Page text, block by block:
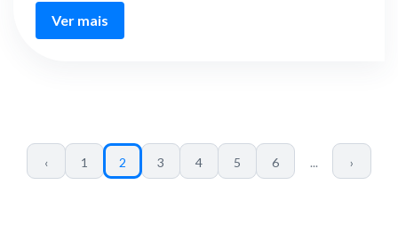
Ver mais
‹ 1 2 3 4 5 6 ... ›